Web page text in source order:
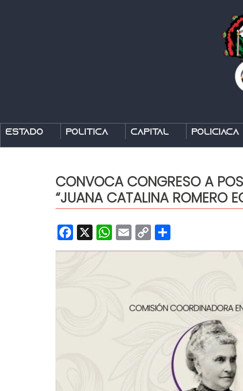
Estado Política Capital Policíaca
CONVOCA CONGRESO A
“JUANA CATALINA ROMERO
Facebook
X WhatsApp
Email
Copy
Link